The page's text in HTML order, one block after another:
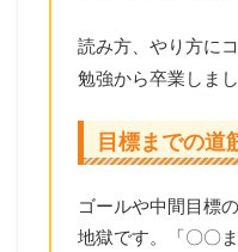
読み方、やり方に
勉強から卒業しまし
目標までの道
ゴールや中間目標
地獄です。「〇〇